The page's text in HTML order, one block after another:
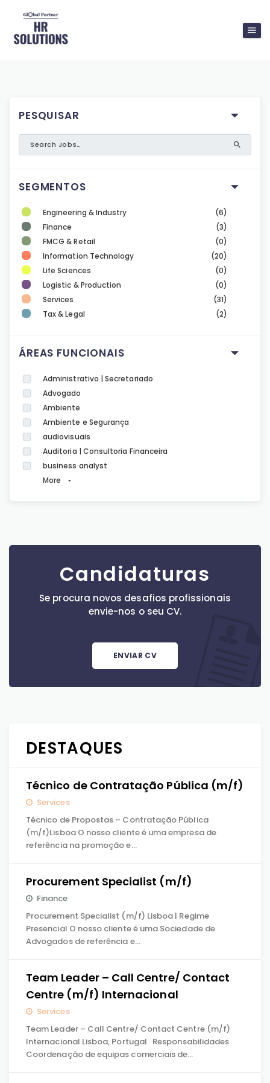
PESQUISAR
SEGMENTOS
Engineering & Industry
(6)
Finance
(3)
FMCG & Retail
(0)
Information Technology
(20)
Life Sciences
(0)
Logistic & Production
(0)
Services
(31)
Tax & Legal
(2)
ÁREAS FUNCIONAIS
Administrativo | Secretariado
Advogado
Ambiente
Ambiente e Segurança
audiovisuais
Auditoria | Consultoria Financeira
business analyst
More
Candidaturas
Se procura novos desafios profissionais
envie-nos o seu CV.
ENVIAR CV
DESTAQUES
Técnico de Contratação Pública (m/f)
Services
Técnico de Propostas – Contratação Pública
(m/f)Lisboa O nosso cliente é uma empresa de
referência na promoção e…
Procurement Specialist (m/f)
Finance
Procurement Specialist (m/f) Lisboa | Regime
Presencial O nosso cliente é uma Sociedade de
Advogados de referência e…
Team Leader – Call Centre/ Contact
Centre (m/f) Internacional
Services
Team Leader – Call Centre/ Contact Centre (m/f)
Internacional Lisboa, Portugal Responsabilidades
Coordenação de equipas comerciais de…